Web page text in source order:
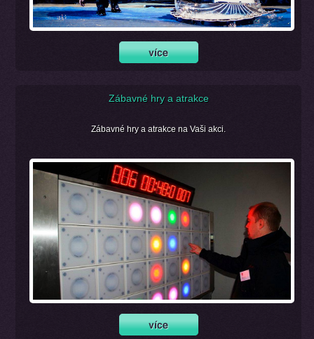
Zábavné hry a atrakce
Zábavné hry a atrakce na Vaši akci.